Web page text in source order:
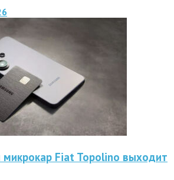
Fiat Topolino выходит